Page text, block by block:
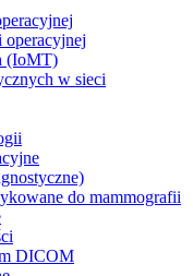
operacyjnej
(IoMT)
w sieci
do mammografii
DICOM